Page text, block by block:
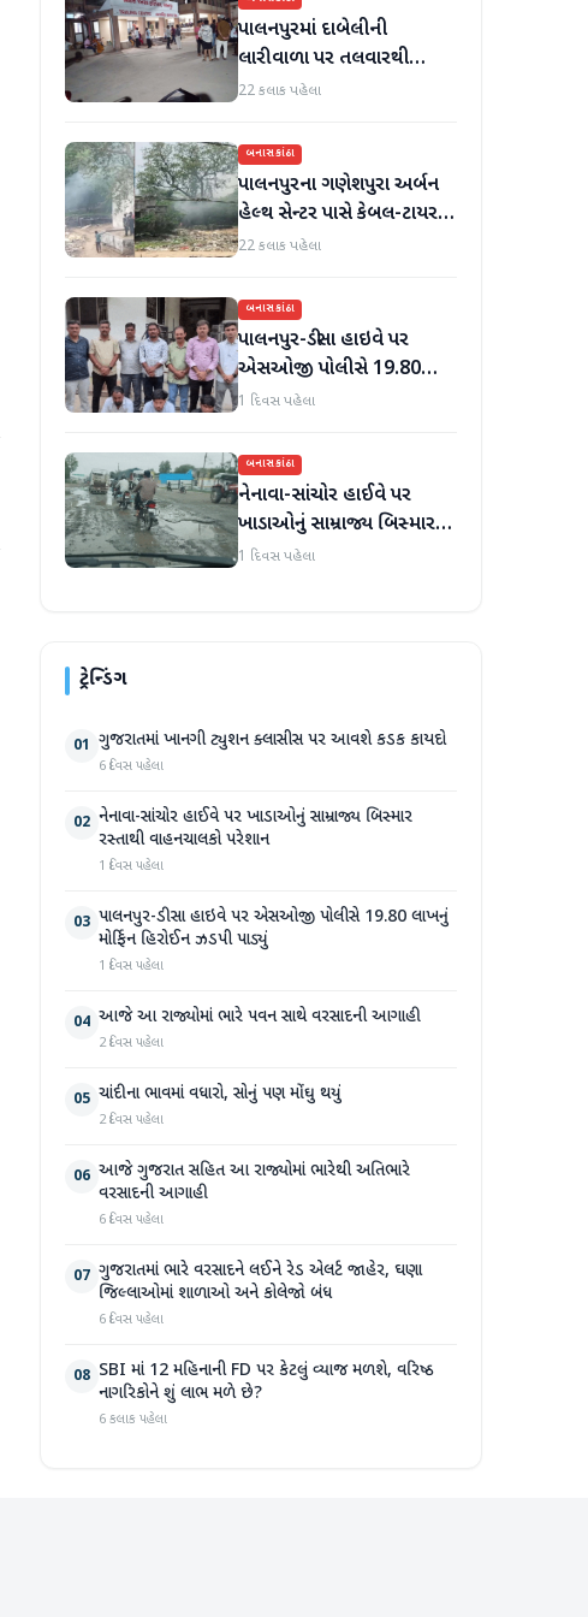
પાલનપુરમાં દાબેલીની
લારીવાળા પર તલવારથી
હુમલો: બે ઈજાગ્રસ્ત, આરોપી
22 કલાક પહેલા
બનાસકાંઠા
પાલનપુરના ગણેશપુરા અર્બન
હેલ્થ સેન્ટર પાસે કેબલ-ટાયર
સળગાવાતા ફેલાયેલા ધુમાડાથી
22 કલાક પહેલા
બનાસકાંઠા
પાલનપુર-ડીસા હાઇવે પર
એસઓજી પોલીસે 19.80
લાખનું મોર્ફિન હિરોઈન ઝડપી
1 દિવસ પહેલા
બનાસકાંઠા
નેનાવા-સાંચોર હાઈવે પર
ખાડાઓનું સામ્રાજ્ય બિસ્માર
રસ્તાથી વાહનચાલકો પરેશાન
1 દિવસ પહેલા
ટ્રેન્ડિંગ
01 ગુજરાતમાં ખાનગી ટ્યુશન ક્લાસીસ પર આવશે કડક કાયદો
6 દિવસ પહેલા
02 નેનાવા-સાંચોર હાઈવે પર ખાડાઓનું સામ્રાજ્ય બિસ્માર
રસ્તાથી વાહનચાલકો પરેશાન
1 દિવસ પહેલા
03 પાલનપુર-ડીસા હાઇવે પર એસઓજી પોલીસે 19.80 લાખનું
મોર્ફિન હિરોઈન ઝડપી પાડ્યું
1 દિવસ પહેલા
04 આજે આ રાજ્યોમાં ભારે પવન સાથે વરસાદની આગાહી
2 દિવસ પહેલા
05 ચાંદીના ભાવમાં વધારો, સોનું પણ મોંઘુ થયું
2 દિવસ પહેલા
06 આજે ગુજરાત સહિત આ રાજ્યોમાં ભારેથી અતિભારે
વરસાદની આગાહી
6 દિવસ પહેલા
07 ગુજરાતમાં ભારે વરસાદને લઈને રેડ એલર્ટ જાહેર, ઘણા
જિલ્લાઓમાં શાળાઓ અને કોલેજો બંધ
6 દિવસ પહેલા
08 SBI માં 12 મહિનાની FD પર કેટલું વ્યાજ મળશે, વરિષ્ઠ
નાગરિકોને શું લાભ મળે છે?
6 કલાક પહેલા